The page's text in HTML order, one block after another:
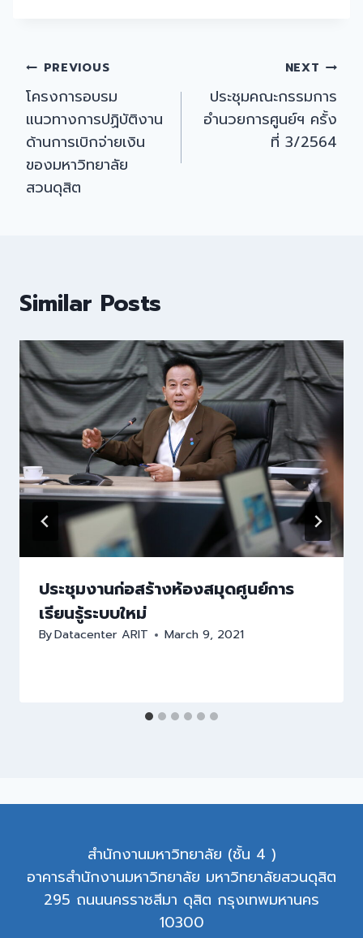
Post
navigation
PREVIOUS
โครงการอบรม
แนวทางการปฏิบัติงาน
ด้านการเบิกจ่ายเงิน
ของมหาวิทยาลัย
สวนดุสิต
NEXT
ประชุมคณะกรรมการ
อำนวยการศูนย์ฯ ครั้ง
ที่ 3/2564
Similar Posts
ประชุมงานก่อสร้างห้องสมุดศูนย์การ
เรียนรู้ระบบใหม่
ByDatacenter ARIT March 9, 2021
สำนักงานมหาวิทยาลัย (ชั้น 4 )
อาคารสำนักงานมหาวิทยาลัย มหาวิทยาลัยสวนดุสิต
295 ถนนนครราชสีมา ดุสิต กรุงเทพมหานคร
10300